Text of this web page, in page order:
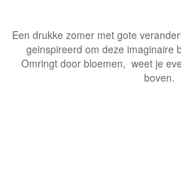
Een drukke zomer met gote
geinspireerd om deze imaginaire
Omringt door bloemen, weet je
boven.